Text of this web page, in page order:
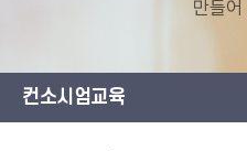
만들
컨소시엄교육